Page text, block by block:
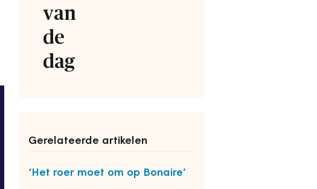
van
de
dag
Gerelateerde artikelen
‘Het roer moet om op Bonaire’